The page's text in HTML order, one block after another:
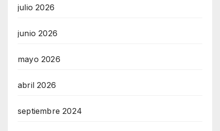
julio 2026
junio 2026
mayo 2026
abril 2026
septiembre 2024